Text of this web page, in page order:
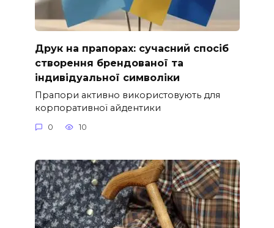
Друк на прапорах: сучасний спосіб
створення брендованої та
індивідуальної символіки
Прапори активно використовують для
корпоративної айдентики
0 10